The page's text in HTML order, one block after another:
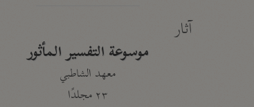
آثار
موسوعة التفسير المأثور
معهد الشاطبي
٢٣ مجلدًا